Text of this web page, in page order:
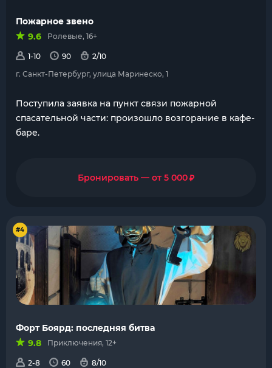
Пожарное звено
9.6
Ролевые, 16+
1-10 90
2/10
г. Санкт-Петербург, улица Маринеско, 1
Поступила заявка на пункт связи пожарной
спасательной части: произошло возгорание в кафе-
баре.
Бронировать — от 5 000₽
#4
Форт Боярд: последняя битва
9.8
Приключения, 12+
2-8 60
8/10